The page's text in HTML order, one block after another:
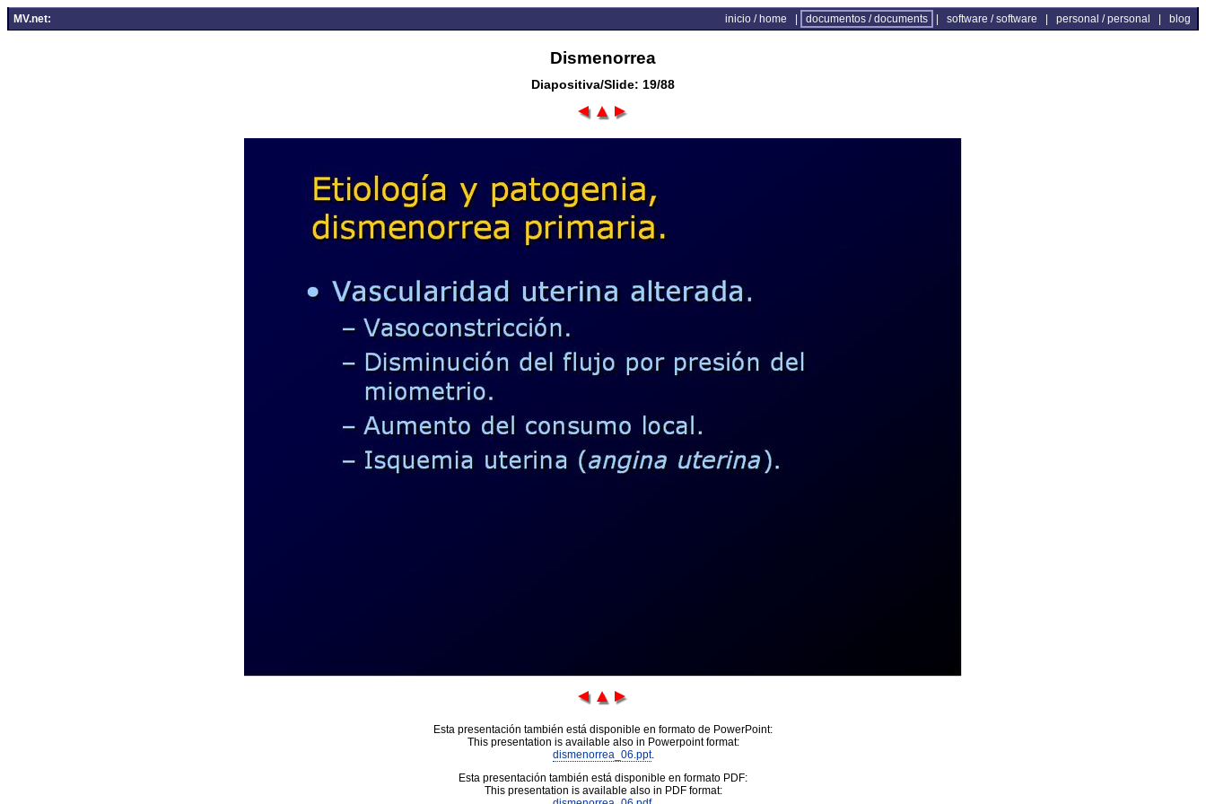
MV.net: inicio / home documentos / documents software / software personal / personal blog
Dismenorrea
Diapositiva/Slide: 19/88
Esta presentación también está disponible en formato de PowerPoint:
This presentation is available also in Powerpoint format:
dismenorrea_06.ppt.
Esta presentación también está disponible en formato PDF:
This presentation is available also in PDF format: